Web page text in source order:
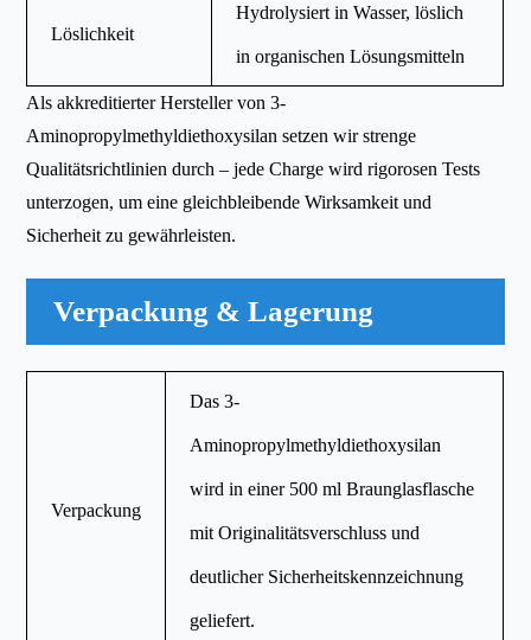
Löslichkeit
Hydrolysiert in Wasser, löslich
in organischen Lösungsmitteln
Als akkreditierter Hersteller von 3-
Aminopropylmethyldiethoxysilan setzen wir strenge
Qualitätsrichtlinien durch – jede Charge wird rigorosen Tests
unterzogen, um eine gleichbleibende Wirksamkeit und
Sicherheit zu gewährleisten.
Verpackung & Lagerung
Verpackung
Das 3-
Aminopropylmethyldiethoxysilan
wird in einer 500 ml Braunglasflasche
mit Originalitätsverschluss und
deutlicher Sicherheitskennzeichnung
geliefert.